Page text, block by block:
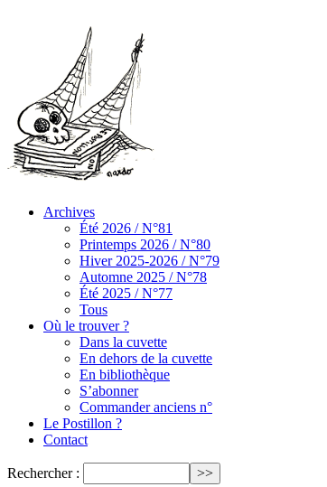
Archives
Été 2026 / N°81
Printemps 2026 / N°80
Hiver 2025-2026 / N°79
Automne 2025 / N°78
Été 2025 / N°77
Tous
Où le trouver ?
Dans la cuvette
En dehors de la cuvette
En bibliothèque
S’abonner
Commander anciens n°
Le Postillon ?
Contact
Rechercher :